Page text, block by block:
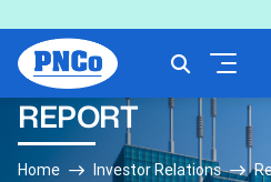
REPORT
Home Investor Relations